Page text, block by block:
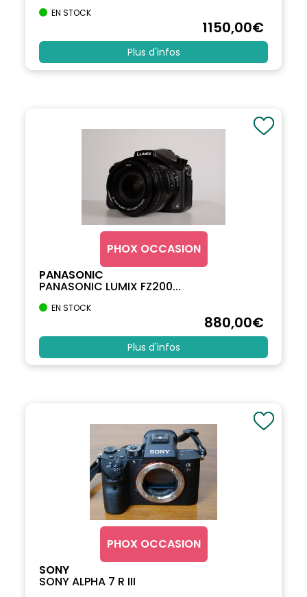
EN STOCK
1150,00€
Plus d'infos
PHOX OCCASION
PANASONIC
PANASONIC LUMIX FZ200...
EN STOCK
880,00€
Plus d'infos
PHOX OCCASION
SONY
SONY ALPHA 7 R III